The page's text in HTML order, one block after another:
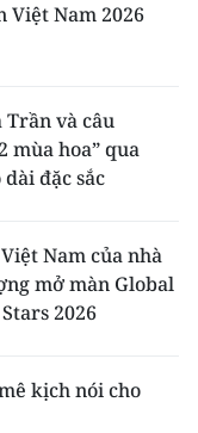
Việt Nam 2026
Trần và câu
mùa hoa” qua
đặc sắc
Nam của nhà
mở màn Global
2026
kịch nói cho